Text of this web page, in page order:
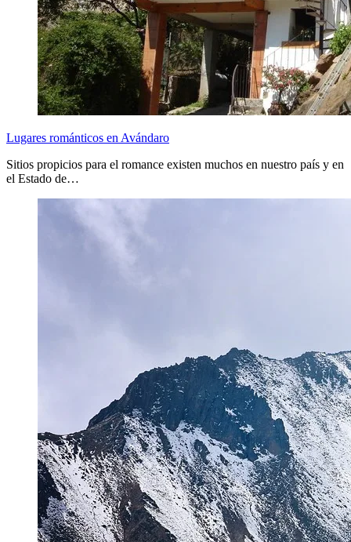
Lugares románticos en Avándaro
Sitios propicios para el romance existen muchos en nuestro país y en
el Estado de…